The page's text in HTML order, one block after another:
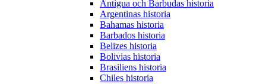
Antigua och Barbudas historia
Argentinas historia
Bahamas historia
Barbados historia
Belizes historia
Bolivias historia
Brasiliens historia
Chiles historia